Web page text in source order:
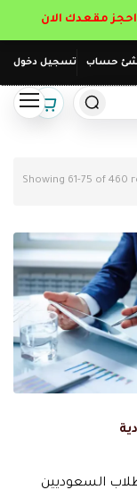
حساب تسجيل دخول
Showing 61-75 of 460
السعوديين